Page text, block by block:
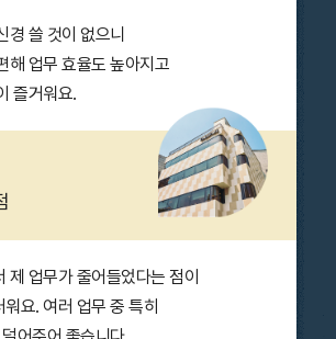
경 쓸 것이 없으니
해 업무 효율도 높아지고
즐거워요.
제 업무가 줄어들었다는 점이
요. 여러 업무 중 특히